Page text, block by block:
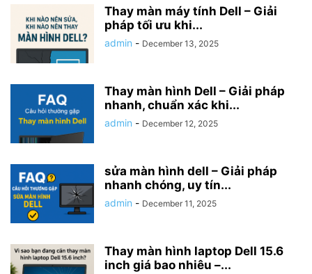
Thay màn máy tính Dell – Giải
pháp tối ưu khi...
admin - December 13, 2025
Thay màn hình Dell – Giải pháp
nhanh, chuẩn xác khi...
admin - December 12, 2025
sửa màn hình dell – Giải pháp
nhanh chóng, uy tín...
admin - December 11, 2025
Thay màn hình laptop Dell 15.6
inch giá bao nhiêu –...